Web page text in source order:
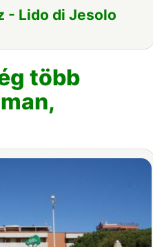
- Lido di Jesolo
több